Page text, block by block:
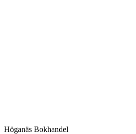
Höganäs Bokhandel